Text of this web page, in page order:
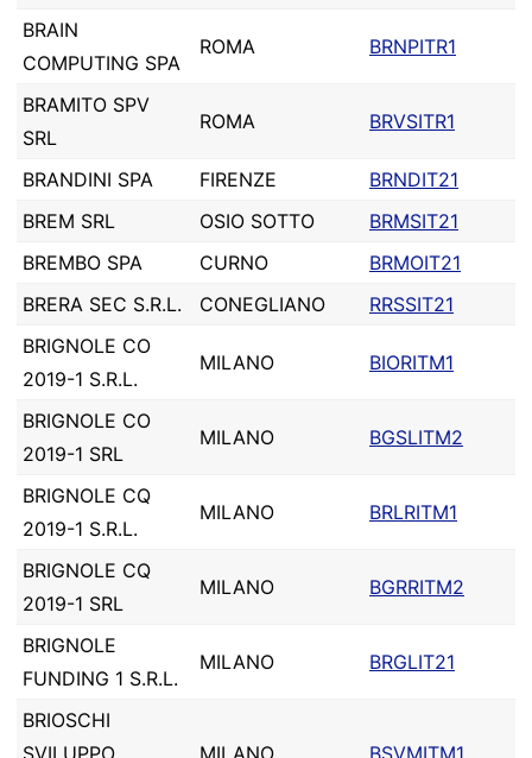
BRAIN
COMPUTING SPA
ROMA BRNPITR1
BRAMITO SPV
SRL
ROMA BRVSITR1
BRANDINI SPA FIRENZE
BRNDIT21
BREM SRL
OSIO SOTTO
BRMSIT21
BREMBO SPA
CURNO
BRMOIT21
BRERA SEC S.R.L.
CONEGLIANO
RRSSIT21
BRIGNOLE CO
2019-1 S.R.L.
MILANO BIORITM1
BRIGNOLE CO
2019-1 SRL
MILANO BGSLITM2
BRIGNOLE CQ
2019-1 S.R.L.
MILANO BRLRITM1
BRIGNOLE CQ
2019-1 SRL
MILANO BGRRITM2
BRIGNOLE
FUNDING 1 S.R.L.
MILANO BRGLIT21
BRIOSCHI
SVILUPPO
MILANO BSVMITM1